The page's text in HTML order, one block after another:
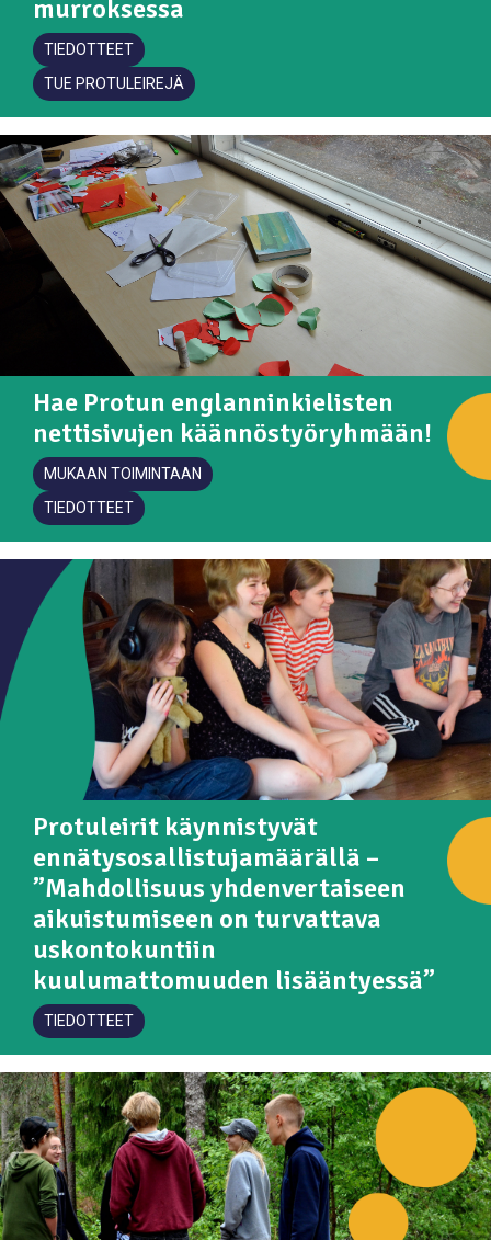
murroksessa
TIEDOTTEET
TUE PROTULEIREJÄ
Hae Protun englanninkielisten
nettisivujen käännöstyöryhmään!
MUKAAN TOIMINTAAN
TIEDOTTEET
Protuleirit käynnistyvät
ennätysosallistujamäärällä –
”Mahdollisuus yhdenvertaiseen
aikuistumiseen on turvattava
uskontokuntiin
kuulumattomuuden lisääntyessä”
TIEDOTTEET